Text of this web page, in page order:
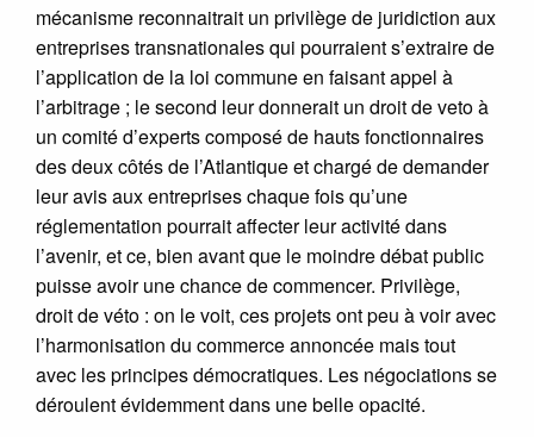
mécanisme reconnaitrait un privilège de juridiction aux
entreprises transnationales qui pourraient s’extraire de
l’application de la loi commune en faisant appel à
l’arbitrage ; le second leur donnerait un droit de veto à
un comité d’experts composé de hauts fonctionnaires
des deux côtés de l’Atlantique et chargé de demander
leur avis aux entreprises chaque fois qu’une
réglementation pourrait affecter leur activité dans
l’avenir, et ce, bien avant que le moindre débat public
puisse avoir une chance de commencer. Privilège,
droit de véto : on le voit, ces projets ont peu à voir avec
l’harmonisation du commerce annoncée mais tout
avec les principes démocratiques. Les négociations se
déroulent évidemment dans une belle opacité.